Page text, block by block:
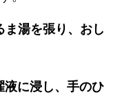
湯を張り、おし
液に浸し、手のひ